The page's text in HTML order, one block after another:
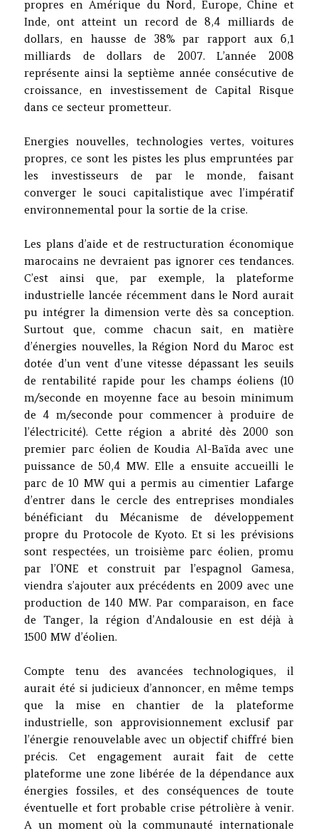
propres en Amérique du Nord, Europe, Chine et
Inde, ont atteint un record de 8,4 milliards de
dollars, en hausse de 38% par rapport aux 6,1
milliards de dollars de 2007. L’année 2008
représente ainsi la septième année consécutive de
croissance, en investissement de Capital Risque
dans ce secteur prometteur.
Energies nouvelles, technologies vertes, voitures
propres, ce sont les pistes les plus empruntées par
les investisseurs de par le monde, faisant
converger le souci capitalistique avec l’impératif
environnemental pour la sortie de la crise.
Les plans d’aide et de restructuration économique
marocains ne devraient pas ignorer ces tendances.
C’est ainsi que, par exemple, la plateforme
industrielle lancée récemment dans le Nord aurait
pu intégrer la dimension verte dès sa conception.
Surtout que, comme chacun sait, en matière
d’énergies nouvelles, la Région Nord du Maroc est
dotée d’un vent d’une vitesse dépassant les seuils
de rentabilité rapide pour les champs éoliens (10
m/seconde en moyenne face au besoin minimum
de 4 m/seconde pour commencer à produire de
l’électricité). Cette région a abrité dès 2000 son
premier parc éolien de Koudia Al-Baïda avec une
puissance de 50,4 MW. Elle a ensuite accueilli le
parc de 10 MW qui a permis au cimentier Lafarge
d’entrer dans le cercle des entreprises mondiales
bénéficiant du Mécanisme de développement
propre du Protocole de Kyoto. Et si les prévisions
sont respectées, un troisième parc éolien, promu
par l’ONE et construit par l’espagnol Gamesa,
viendra s’ajouter aux précédents en 2009 avec une
production de 140 MW. Par comparaison, en face
de Tanger, la région d’Andalousie en est déjà à
1500 MW d’éolien.
Compte tenu des avancées technologiques, il
aurait été si judicieux d’annoncer, en même temps
que la mise en chantier de la plateforme
industrielle, son approvisionnement exclusif par
l’énergie renouvelable avec un objectif chiffré bien
précis. Cet engagement aurait fait de cette
plateforme une zone libérée de la dépendance aux
énergies fossiles, et des conséquences de toute
éventuelle et fort probable crise pétrolière à venir.
A un moment où la communauté internationale